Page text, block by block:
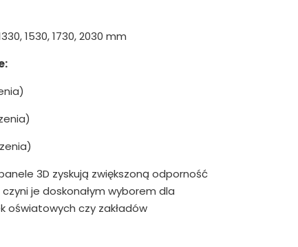
1530, 1730, 2030 mm
3D zyskują zwiększoną odporność
je doskonałym wyborem dla
oświatowych czy zakładów